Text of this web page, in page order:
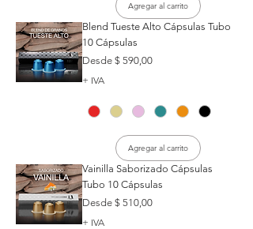
Agregar al carrito
Blend Tueste Alto Cápsulas Tubo
10 Cápsulas
Desde $ 590,00
Precio de oferta
+ IVA
Agregar al carrito
Vainilla Saborizado Cápsulas
Tubo 10 Cápsulas
Desde $ 510,00
Precio de oferta
+ IVA